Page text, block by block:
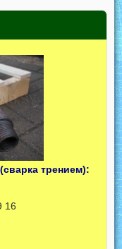
трением):
16